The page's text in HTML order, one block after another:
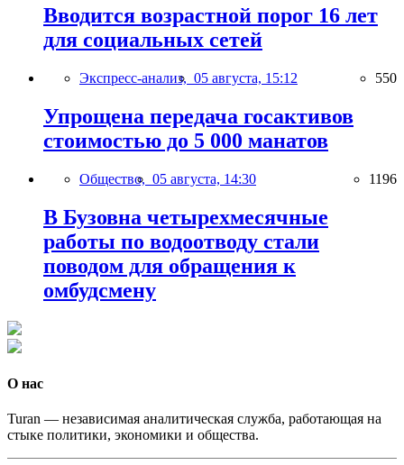
Вводится возрастной порог 16 лет
для социальных сетей
Экспресс-анализ, 05 августа, 15:12 550
Упрощена передача госактивов
стоимостью до 5 000 манатов
Общество, 05 августа, 14:30 1196
В Бузовна четырехмесячные
работы по водоотводу стали
поводом для обращения к
омбудсмену
О нас
Turan — независимая аналитическая служба, работающая на
стыке политики, экономики и общества.